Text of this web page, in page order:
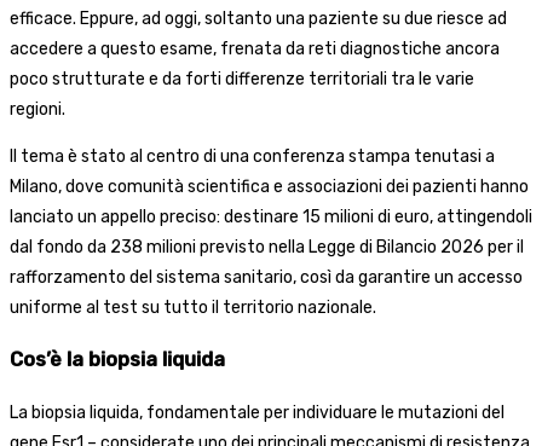
efficace. Eppure, ad oggi, soltanto una paziente su due riesce ad
accedere a questo esame, frenata da reti diagnostiche ancora
poco strutturate e da forti differenze territoriali tra le varie
regioni.
Il tema è stato al centro di una conferenza stampa tenutasi a
Milano, dove comunità scientifica e associazioni dei pazienti hanno
lanciato un appello preciso: destinare 15 milioni di euro, attingendoli
dal fondo da 238 milioni previsto nella Legge di Bilancio 2026 per il
rafforzamento del sistema sanitario, così da garantire un accesso
uniforme al test su tutto il territorio nazionale.
Cos’è la biopsia liquida
La biopsia liquida, fondamentale per individuare le mutazioni del